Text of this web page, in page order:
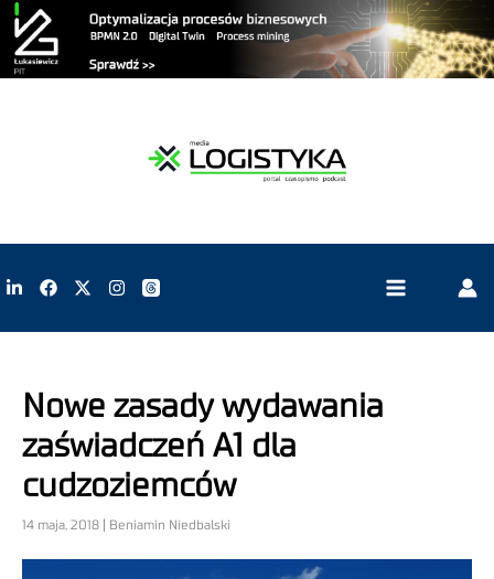
Nowe zasady wydawania
zaświadczeń A1 dla
cudzoziemców
14 maja, 2018 | Beniamin Niedbalski